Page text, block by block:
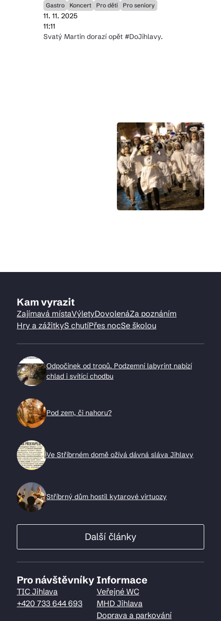
Gastro Koncert Pro děti Pro seniory
11. 11. 2025
11:11
Svatý Martin dorazí opět #DoJihlavy.
Kam vyrazit
Zajímavá místaVýletyDovolenáZa poznáním
Hry a zážitkyS chutíPřes nocSe školou
Odpočinek od tropů. Podzemní labyrint nabízí
chlad i svítící chodbu
Pod zem, či nahoru?
Ve Stříbrném domě ožívá dávná sláva Jihlavy
Stříbrný dům hostil kytarové virtuozy
Další články
Pro návštěvníky
TIC Jihlava
+420 733 644 693
Informace
Veřejné WC
MHD Jihlava
Doprava a parkování